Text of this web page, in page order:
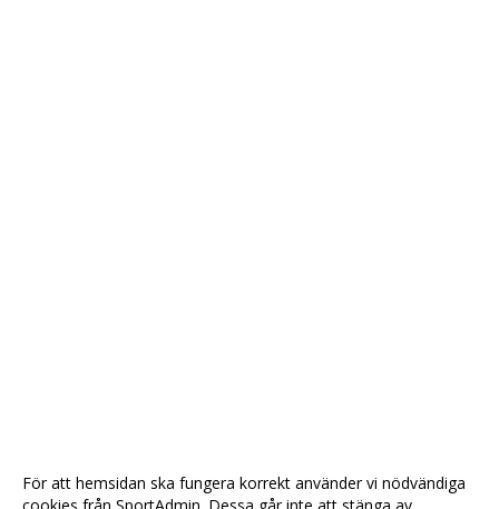
För att hemsidan ska fungera korrekt använder vi nödvändiga